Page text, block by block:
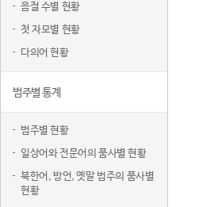
음절 수별 현황
첫 자모별 현황
다의어 현황
범주별 통계
범주별 현황
일상어와 전문어의 품사별 현황
북한어, 방언, 옛말 범주의 품사별
현황